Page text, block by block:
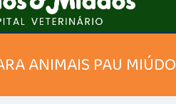
ANIMAIS PAU MIÚDO